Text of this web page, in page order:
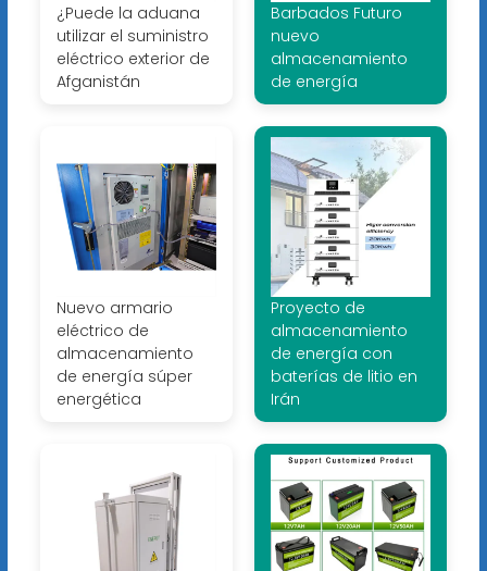
¿Puede la aduana
utilizar el suministro
eléctrico exterior de
Afganistán
Barbados Futuro
nuevo
almacenamiento
de energía
Nuevo armario
eléctrico de
almacenamiento
de energía súper
energética
Proyecto de
almacenamiento
de energía con
baterías de litio en
Irán